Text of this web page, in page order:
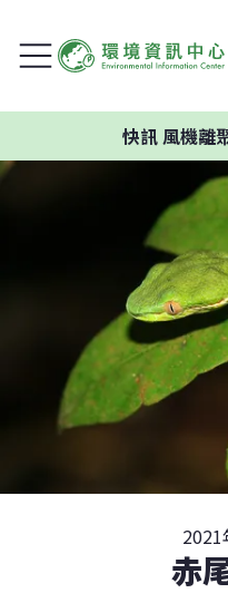
快訊風機離聚落
2021
赤